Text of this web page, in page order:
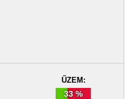
ŰZEM:
33 %